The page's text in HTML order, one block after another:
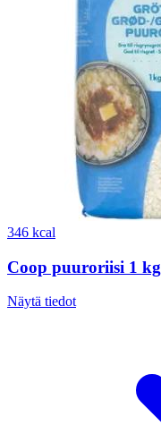
346 kcal
Coop puuroriisi 1 kg
Näytä tiedot